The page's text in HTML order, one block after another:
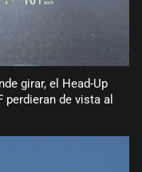
girar, el Head-Up
de vista al